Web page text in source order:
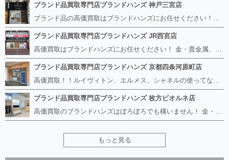
ブランド品買取専門店ブランドハンズ 神戸三宮店
ブランド品買取専門店ブランドハンズ JR西宮店
ブランド品買取専門店ブランドハンズ 京都四条河原町店
ブランド品買取専門店ブランドハンズ 枚方ビオルネ店
もっと見る